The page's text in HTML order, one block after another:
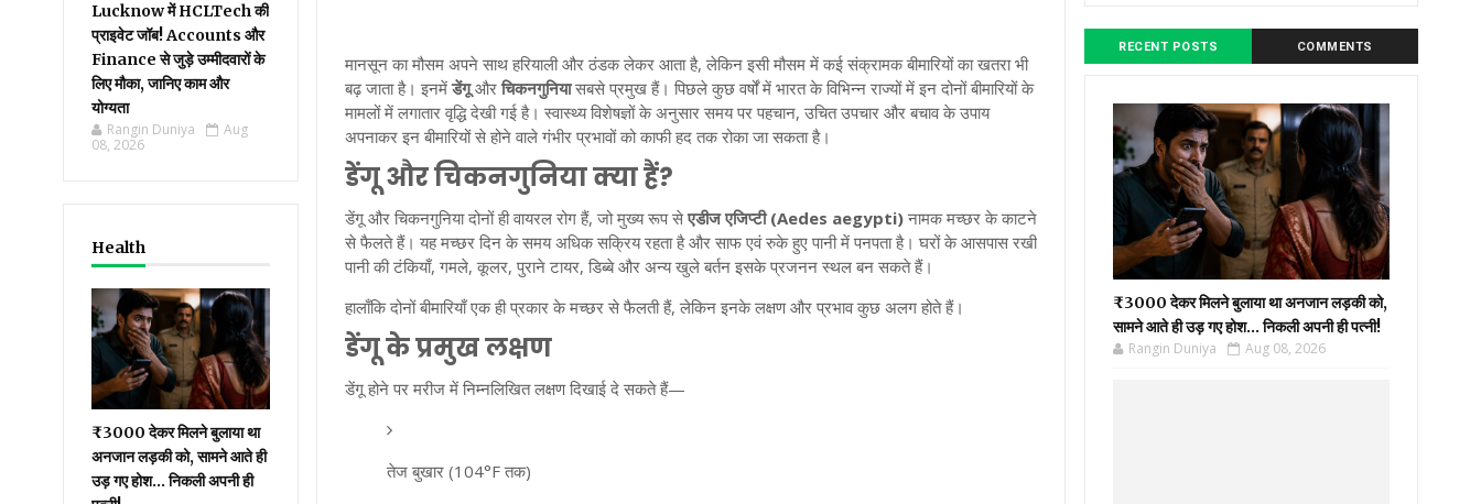
Lucknow में HCLTech की
प्राइवेट जॉब! Accounts और
Finance से जुड़े उम्मीदवारों के
लिए मौका, जानिए काम और
योग्यता
Rangin Duniya
Aug
08, 2026
Health
₹3000 देकर मिलने बुलाया था
अनजान लड़की को, सामने आते ही
उड़ गए होश… निकली अपनी ही
मानसून का मौसम अपने साथ हरियाली और ठंडक लेकर आता है, लेकिन इसी मौसम में कई संक्रामक बीमारियों का खतरा भी
बढ़ जाता है। इनमेंडेंगूऔरचिकनगुनियासबसे प्रमुख हैं। पिछले कुछ वर्षों में भारत के विभिन्न राज्यों में इन दोनों बीमारियों के
मामलों में लगातार वृद्धि देखी गई है। स्वास्थ्य विशेषज्ञों के अनुसार समय पर पहचान, उचित उपचार और बचाव के उपाय
अपनाकर इन बीमारियों से होने वाले गंभीर प्रभावों को काफी हद तक रोका जा सकता है।
डेंगू और चिकनगुनिया क्या हैं?
डेंगू और चिकनगुनिया दोनों ही वायरल रोग हैं, जो मुख्य रूप सेएडीज एजिप्टी (Aedes aegypti) नामक मच्छर के काटने
से फैलते हैं। यह मच्छर दिन के समय अधिक सक्रिय रहता है और साफ एवं रुके हुए पानी में पनपता है। घरों के आसपास रखी
पानी की टंकियाँ, गमले, कूलर, पुराने टायर, डिब्बे और अन्य खुले बर्तन इसके प्रजनन स्थल बन सकते हैं।
हालाँकि दोनों बीमारियाँ एक ही प्रकार के मच्छर से फैलती हैं, लेकिन इनके लक्षण और प्रभाव कुछ अलग होते हैं।
डेंगू के प्रमुख लक्षण
डेंगू होने पर मरीज में निम्नलिखित लक्षण दिखाई दे सकते हैं—
तेज बुखार (104°F तक)
RECENT POSTS COMMENTS
₹3000 देकर मिलने बुलाया था अनजान लड़की को,
सामने आते ही उड़ गए होश… निकली अपनी ही पत्नी!
Rangin Duniya Aug 08, 2026